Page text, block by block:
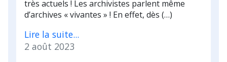
très actuels ! Les archivistes parlent même
d’archives « vivantes » ! En effet, dès (…)
Lire la suite...
2 août 2023